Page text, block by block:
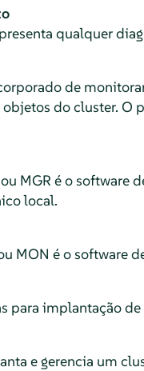
qualquer
de
objetos do cluster.
MGR é o software
local.
MON é o software
para implantação
e gerencia um